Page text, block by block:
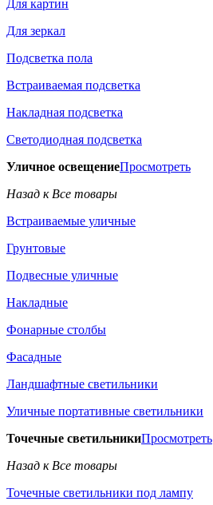
Для картин
Для зеркал
Подсветка пола
Встраиваемая подсветка
Накладная подсветка
Светодиодная подсветка
Уличное освещениеПросмотреть
Назад к Все товары
Встраиваемые уличные
Грунтовые
Подвесные уличные
Накладные
Фонарные столбы
Фасадные
Ландшафтные светильники
Уличные портативные светильники
Точечные светильникиПросмотреть
Назад к Все товары
Точечные светильники под лампу